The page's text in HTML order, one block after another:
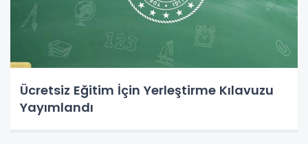
Ücretsiz Eğitim İçin Yerleştirme Kılavuzu
Yayımlandı